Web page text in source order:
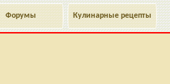
Кулинарные рецепты
Форумы